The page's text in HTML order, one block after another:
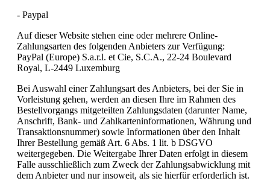
- Paypal
Auf dieser Website stehen eine oder mehrere Online-
Zahlungsarten des folgenden Anbieters zur Verfügung:
PayPal (Europe) S.a.r.l. et Cie, S.C.A., 22-24 Boulevard
Royal, L-2449 Luxemburg
Bei Auswahl einer Zahlungsart des Anbieters, bei der Sie in
Vorleistung gehen, werden an diesen Ihre im Rahmen des
Bestellvorgangs mitgeteilten Zahlungsdaten (darunter Name,
Anschrift, Bank- und Zahlkarteninformationen, Währung und
Transaktionsnummer) sowie Informationen über den Inhalt
Ihrer Bestellung gemäß Art. 6 Abs. 1 lit. b DSGVO
weitergegeben. Die Weitergabe Ihrer Daten erfolgt in diesem
Falle ausschließlich zum Zweck der Zahlungsabwicklung mit
dem Anbieter und nur insoweit, als sie hierfür erforderlich ist.